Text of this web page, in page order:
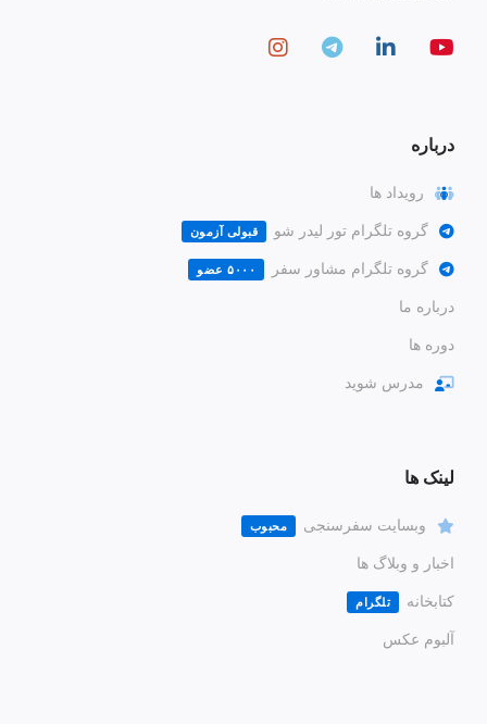
درباره
رویداد ها
گروه تلگرام تور لیدر شو قبولی آزمون
گروه تلگرام مشاور سفر ۵۰۰۰ عضو
درباره ما
دوره ها
مدرس شوید
لینک ها
وبسایت سفرسنجی محبوب
اخبار و وبلاگ ها
کتابخانه تلگرام
آلبوم عکس